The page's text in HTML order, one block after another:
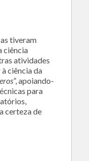
tiveram
ciência
atividades
ciência da
”, apoiando-
para
certeza de